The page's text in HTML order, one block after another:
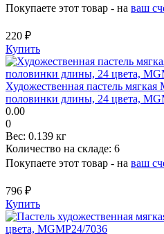
Покупаете этот товар - на ваш
220 ₽
Купить
Художественная пастель
половинки длины, 24 цвета,
0.00
0
Вес: 0.139 кг
Количество на складе: 6
Покупаете этот товар - на ваш
796 ₽
Купить